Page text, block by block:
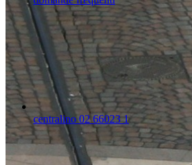
centralino 02 66023 1